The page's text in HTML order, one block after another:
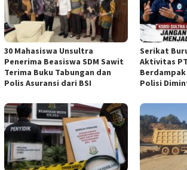
30 Mahasiswa Unsultra
Penerima Beasiswa SDM Sawit
Terima Buku Tabungan dan
Polis Asuransi dari BSI
Serikat
Aktivitas
Polisi